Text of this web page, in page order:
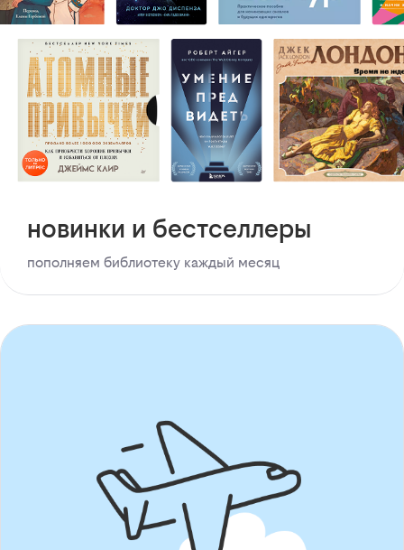
новинки и бестселлеры
пополняем библиотеку каждый месяц